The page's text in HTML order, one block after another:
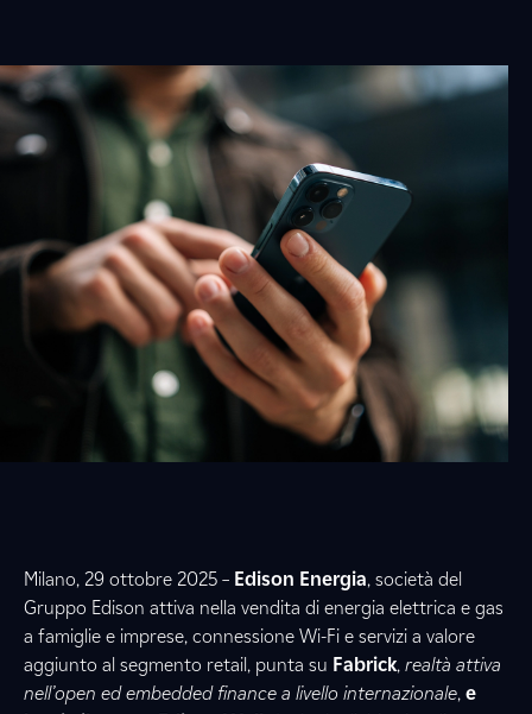
Milano, 29 ottobre 2025 – Edison Energia, società del
Gruppo Edison attiva nella vendita di energia elettrica e gas
a famiglie e imprese, connessione Wi-Fi e servizi a valore
aggiunto al segmento retail, punta su Fabrick, realtà attiva
nell’open ed embedded finance a livello internazionale, e